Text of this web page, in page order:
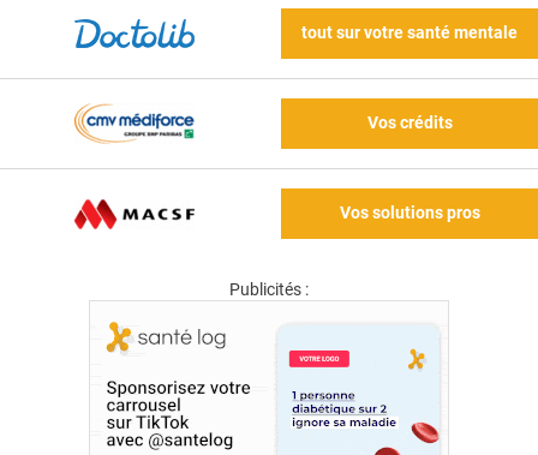
tout sur votre santé mentale
Vos crédits
Vos solutions pros
Publicités :